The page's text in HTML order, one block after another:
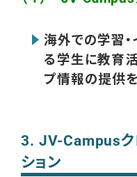
海外での学習・
る学生に教育
プ情報の提供
3. JV-Campusク
ション